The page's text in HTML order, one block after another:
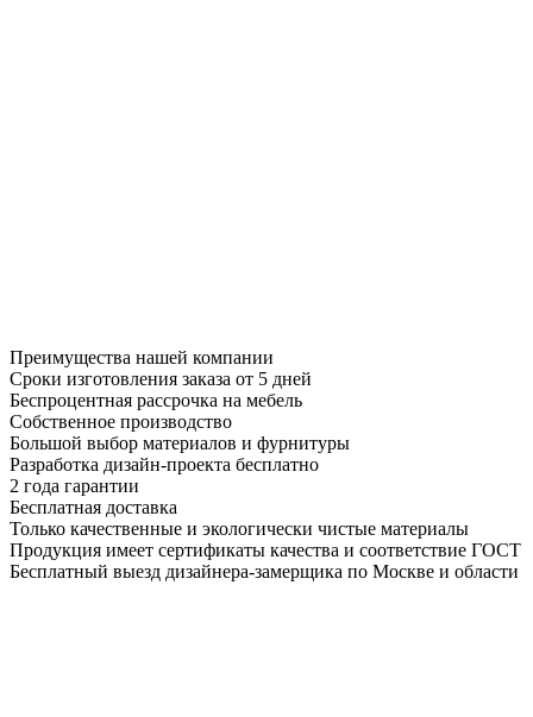
Преимущества нашей компании
Сроки изготовления заказа от 5 дней
Беспроцентная рассрочка на мебель
Собственное производство
Большой выбор материалов и фурнитуры
Разработка дизайн-проекта бесплатно
2 года гарантии
Бесплатная доставка
Только качественные и экологически чистые материалы
Продукция имеет сертификаты качества и соответствие ГОСТ
Бесплатный выезд дизайнера-замерщика по Москве и области